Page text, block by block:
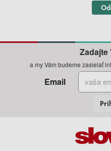
Zadajte
a my Vám budeme zasielať
Email